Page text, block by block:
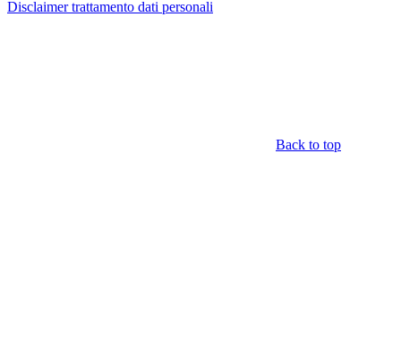
Disclaimer trattamento dati personali
Back to top